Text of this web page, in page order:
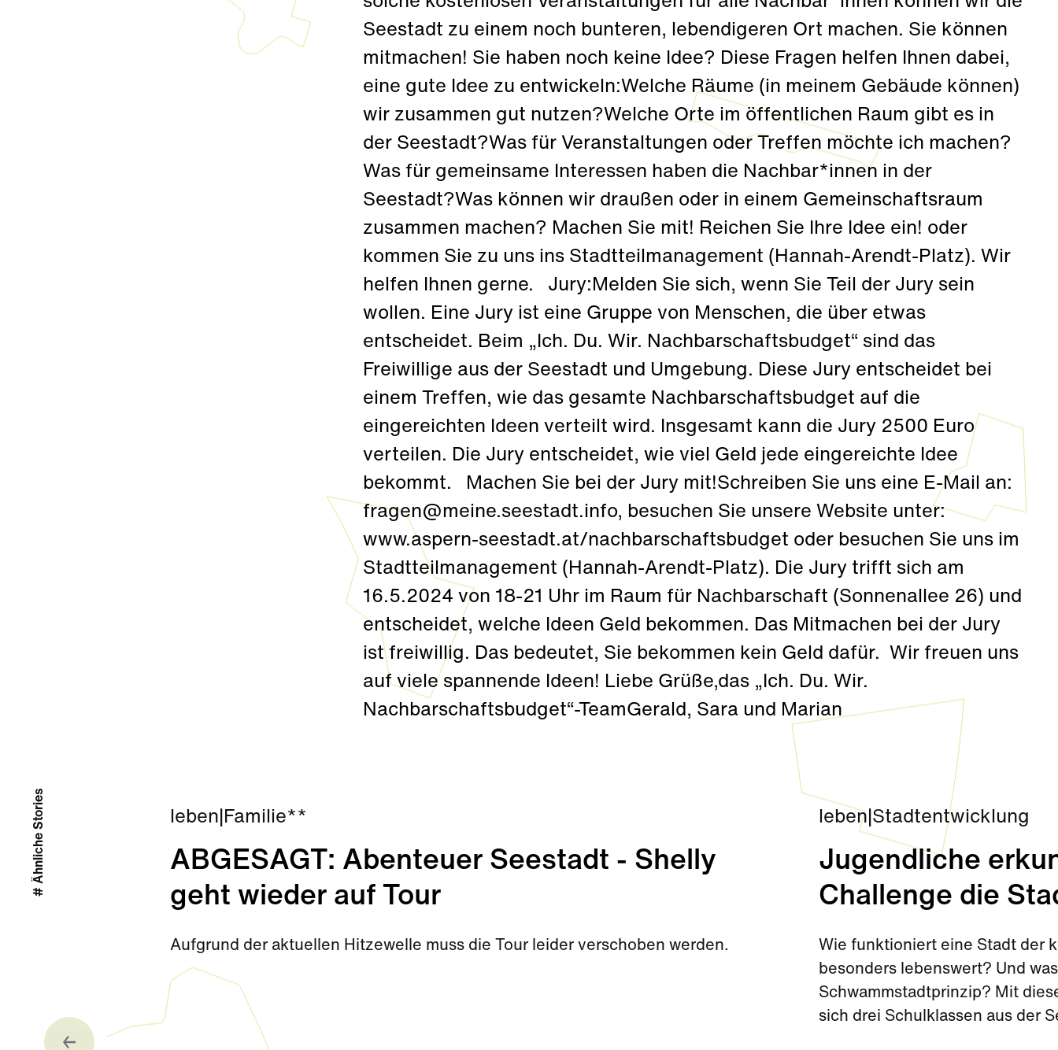
Seestadt zu einem noch bunteren, lebendigeren Ort machen. Sie können
mitmachen! Sie haben noch keine Idee? Diese Fragen helfen Ihnen dabei,
eine gute Idee zu entwickeln:Welche Räume (in meinem Gebäude können)
wir zusammen gut nutzen?Welche Orte im öffentlichen Raum gibt es in
der Seestadt?Was für Veranstaltungen oder Treffen möchte ich machen?
Was für gemeinsame Interessen haben die Nachbar*innen in der
Seestadt?Was können wir draußen oder in einem Gemeinschaftsraum
zusammen machen? Machen Sie mit! Reichen Sie Ihre Idee ein! oder
kommen Sie zu uns ins Stadtteilmanagement (Hannah-Arendt-Platz). Wir
helfen Ihnen gerne. Jury:Melden Sie sich, wenn Sie Teil der Jury sein
wollen. Eine Jury ist eine Gruppe von Menschen, die über etwas
entscheidet. Beim „Ich. Du. Wir. Nachbarschaftsbudget“ sind das
Freiwillige aus der Seestadt und Umgebung. Diese Jury entscheidet bei
einem Treffen, wie das gesamte Nachbarschaftsbudget auf die
eingereichten Ideen verteilt wird. Insgesamt kann die Jury 2500 Euro
verteilen. Die Jury entscheidet, wie viel Geld jede eingereichte Idee
bekommt. Machen Sie bei der Jury mit!Schreiben Sie uns eine E-Mail an:
fragen@meine.seestadt.info, besuchen Sie unsere Website unter:
www.aspern-seestadt.at/nachbarschaftsbudget oder besuchen Sie uns im
Stadtteilmanagement (Hannah-Arendt-Platz). Die Jury trifft sich am
16.5.2024 von 18-21 Uhr im Raum für Nachbarschaft (Sonnenallee 26) und
entscheidet, welche Ideen Geld bekommen. Das Mitmachen bei der Jury
ist freiwillig. Das bedeutet, Sie bekommen kein Geld dafür. Wir freuen uns
auf viele spannende Ideen! Liebe Grüße,das „Ich. Du. Wir.
Nachbarschaftsbudget“-TeamGerald, Sara und Marian
leben Familie**
ABGESAGT: Abenteuer Seestadt - Shelly
geht wieder auf Tour
Aufgrund der aktuellen Hitzewelle muss die Tour leider verschoben werden.
leben Stadtentwicklung
Jugendliche
Challenge die
Wie funktioniert eine Stadt der
besonders lebenswert? Und
Schwammstadtprinzip? Mit
sich drei Schulklassen aus der
# Ähnliche Stories